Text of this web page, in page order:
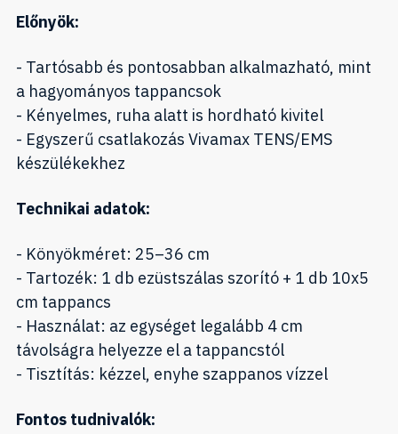
Előnyök:
- Tartósabb és pontosabban alkalmazható, mint
a hagyományos tappancsok
- Kényelmes, ruha alatt is hordható kivitel
- Egyszerű csatlakozás Vivamax TENS/EMS
készülékekhez
Technikai adatok:
- Könyökméret: 25–36 cm
- Tartozék: 1 db ezüstszálas szorító + 1 db 10x5
cm tappancs
- Használat: az egységet legalább 4 cm
távolságra helyezze el a tappancstól
- Tisztítás: kézzel, enyhe szappanos vízzel
Fontos tudnivalók: